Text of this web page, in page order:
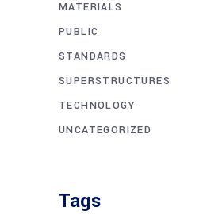
MATERIALS
PUBLIC
STANDARDS
SUPERSTRUCTURES
TECHNOLOGY
UNCATEGORIZED
Tags